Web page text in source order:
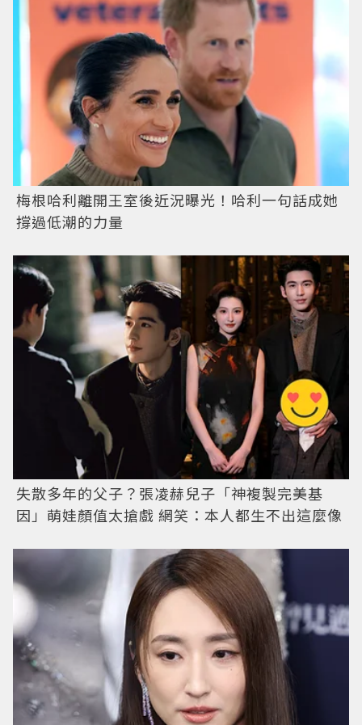
梅根哈利離開王室後近況曝光！哈利一句話成她
撐過低潮的力量
失散多年的父子？張凌赫兒子「神複製完美基
因」萌娃顏值太搶戲 網笑：本人都生不出這麼像